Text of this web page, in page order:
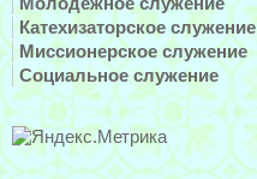
Катехизаторское служение
Миссионерское служение
Социальное служение